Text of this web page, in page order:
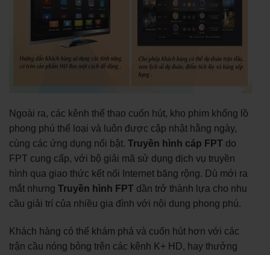
Ngoài ra, các kênh thể thao cuốn hút, kho phim khổng lồ
phong phú thể loại và luôn được cập nhật hằng ngày,
cùng các ứng dụng nổi bật. Truyền hình cáp FPT do
FPT cung cấp, với bộ giải mã sử dụng dịch vụ truyền
hình qua giao thức kết nối Internet băng rộng. Dù mới ra
mắt nhưng Truyền hình FPT dần trở thành lựa cho nhu
cầu giải trí của nhiều gia đình với nội dung phong phú.
Khách hàng có thể khám phá và cuốn hút hơn với các
trận cầu nóng bỏng trên các kênh K+ HD, hay thưởng